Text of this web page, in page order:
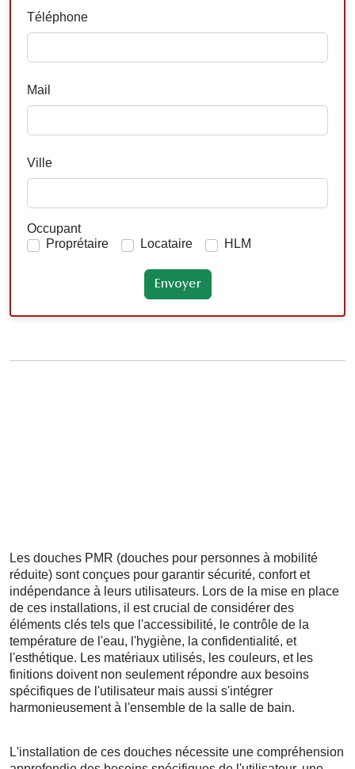
Téléphone
Mail
Ville
Occupant
Proprétaire
Locataire HLM
Les douches PMR (douches pour personnes à mobilité
réduite) sont conçues pour garantir sécurité, confort et
indépendance à leurs utilisateurs. Lors de la mise en place
de ces installations, il est crucial de considérer des
éléments clés tels que l'accessibilité, le contrôle de la
température de l'eau, l'hygiène, la confidentialité, et
l'esthétique. Les matériaux utilisés, les couleurs, et les
finitions doivent non seulement répondre aux besoins
spécifiques de l'utilisateur mais aussi s'intégrer
harmonieusement à l'ensemble de la salle de bain.
L'installation de ces douches nécessite une compréhension